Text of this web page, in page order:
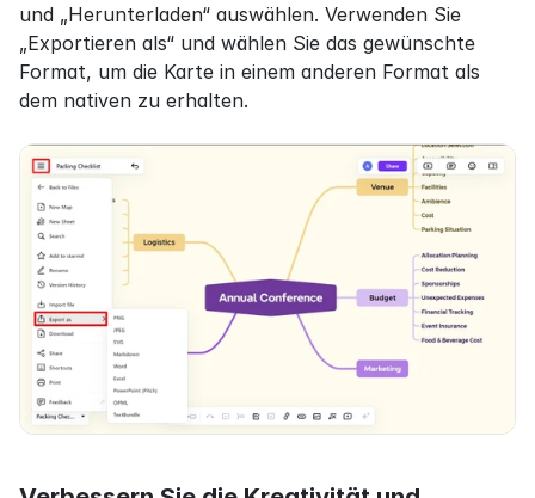
und „Herunterladen“ auswählen. Verwenden Sie
„Exportieren als“ und wählen Sie das gewünschte
Format, um die Karte in einem anderen Format als
dem nativen zu erhalten.